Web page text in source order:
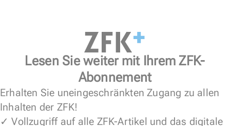
Lesen Sie weiter mit Ihrem ZFK-
Abonnement
Erhalten Sie uneingeschränkten Zugang zu allen
Inhalten der ZFK!
✓ Vollzugriff auf alle ZFK-Artikel und das digitale